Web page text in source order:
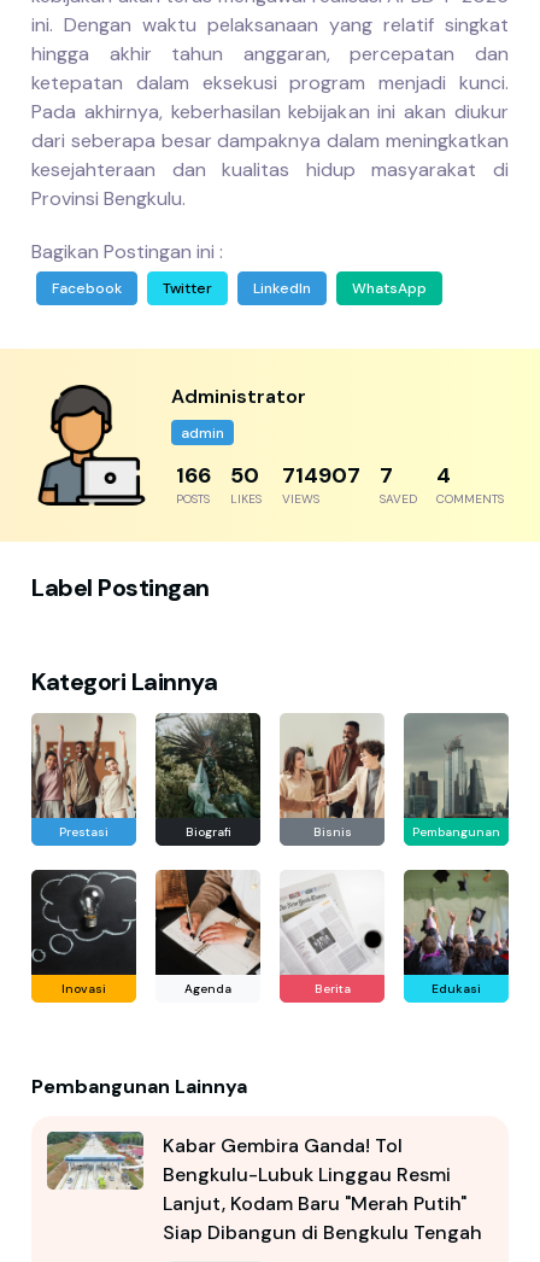
ini. Dengan waktu pelaksanaan yang relatif singkat
hingga akhir tahun anggaran, percepatan dan
ketepatan dalam eksekusi program menjadi kunci.
Pada akhirnya, keberhasilan kebijakan ini akan diukur
dari seberapa besar dampaknya dalam meningkatkan
kesejahteraan dan kualitas hidup masyarakat di
Provinsi Bengkulu.
Bagikan Postingan ini :
Facebook Twitter LinkedIn WhatsApp
Administrator
admin
204
POSTS
61
LIKES
879885
VIEWS
8
SAVED
5
COMMENTS
Label Postingan
Kategori Lainnya
Prestasi Biografi Bisnis Pembangunan
Inovasi Agenda Berita Edukasi
Pembangunan Lainnya
Kabar Gembira Ganda! Tol
Bengkulu-Lubuk Linggau Resmi
Lanjut, Kodam Baru "Merah Putih"
Siap Dibangun di Bengkulu Tengah